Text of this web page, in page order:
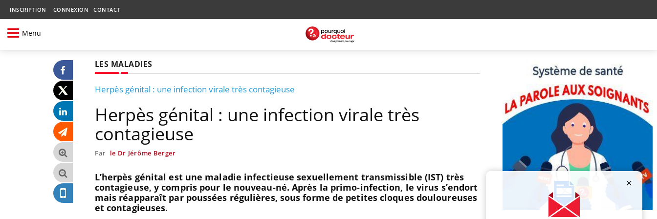
INSCRIPTION CONNEXION CONTACT
Menu
LES MALADIES
Herpès génital : une infection virale très contagieuse
Herpès génital : une infection virale très
contagieuse
Par le Dr Jérôme Berger
L’herpès génital est une maladie infectieuse sexuellement transmissible (IST) très
contagieuse, y compris pour le nouveau-né. Après la primo-infection, le virus s’endort
mais réapparaît par poussées régulières, sous forme de petites cloques douloureuses
et contagieuses.